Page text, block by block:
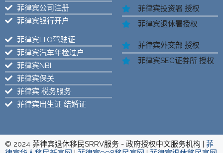
菲律宾公司注册
菲律宾银行开户
菲律宾LTO驾驶证
菲律宾汽车年检过户
菲律宾NBI
菲律宾保关
菲律宾 税务服务
菲律宾出生证 结婚证
菲律宾投资署 授权
菲律宾退休署授权
菲律宾外交部 授权
菲律宾SEC证券所 授权
© 2024 菲律宾退休移民SRRV服务 - 政府授权中文服务机构 | 菲